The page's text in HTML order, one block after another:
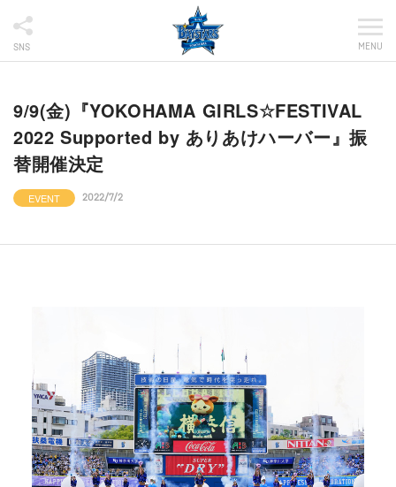
SNS MENU
9/9(金)『YOKOHAMA GIRLS☆FESTIVAL
2022 Supported by ありあけハーバー』振
替開催決定
EVENT 2022/7/2